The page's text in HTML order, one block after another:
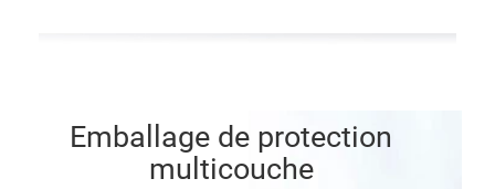
Emballage de protection
multicouche